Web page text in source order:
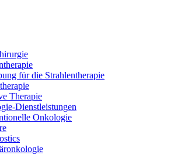
für die Strahlentherapie
Therapie
Dienstleistungen
Onkologie